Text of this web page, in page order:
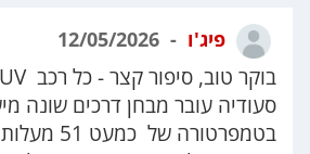
פיג'ו
סעודיה עובר מבחן דרכים שונה
בטמפרטורה